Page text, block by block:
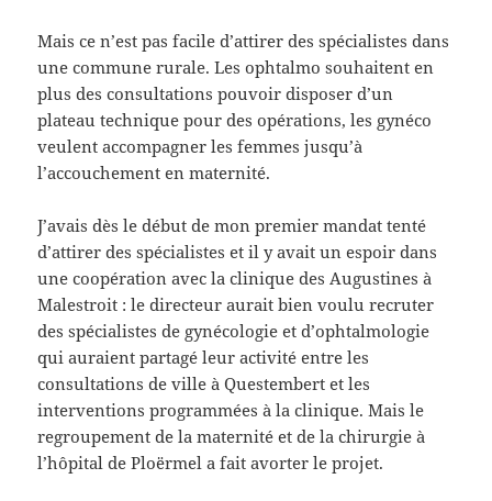
Mais ce n’est pas facile d’attirer des spécialistes dans
une commune rurale. Les ophtalmo souhaitent en
plus des consultations pouvoir disposer d’un
plateau technique pour des opérations, les gynéco
veulent accompagner les femmes jusqu’à
l’accouchement en maternité.
J’avais dès le début de mon premier mandat tenté
d’attirer des spécialistes et il y avait un espoir dans
une coopération avec la clinique des Augustines à
Malestroit : le directeur aurait bien voulu recruter
des spécialistes de gynécologie et d’ophtalmologie
qui auraient partagé leur activité entre les
consultations de ville à Questembert et les
interventions programmées à la clinique. Mais le
regroupement de la maternité et de la chirurgie à
l’hôpital de Ploërmel a fait avorter le projet.